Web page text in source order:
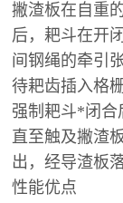
撇渣板在自重
后，耙斗在开
间钢绳的牵引
待耙齿插入格
强制耙斗*闭合
直至触及撇渣
出，经导渣板
性能优点